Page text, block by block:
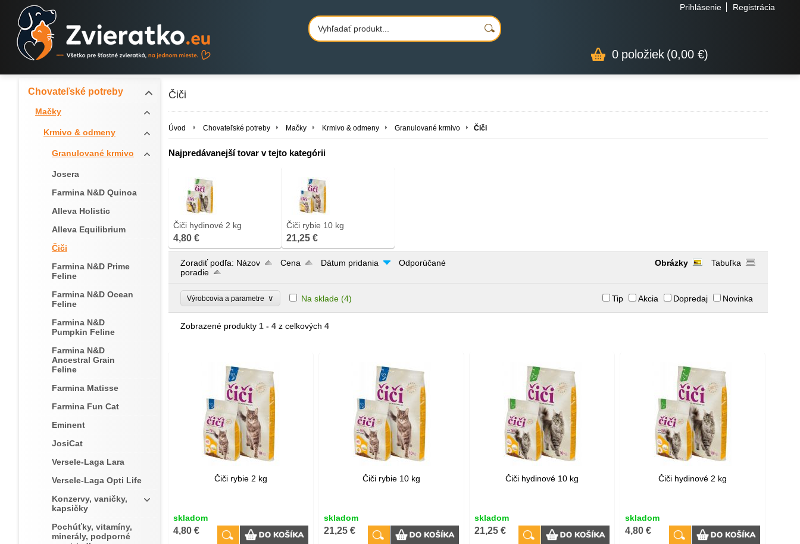
Prihlásenie Registrácia
0 položiek (0,00 €)
Chovateľské potreby
Mačky
Krmivo & odmeny
Granulované krmivo
Josera
Farmina N&D Quinoa
Alleva Holistic
Alleva Equilibrium
Čiči
Farmina N&D Prime
Feline
Farmina N&D Ocean
Feline
Farmina N&D
Pumpkin Feline
Farmina N&D
Ancestral Grain
Feline
Farmina Matisse
Farmina Fun Cat
Eminent
JosiCat
Versele-Laga Lara
Versele-Laga Opti Life
Konzervy, vaničky,
kapsičky
Pochúťky, vitamíny,
minerály, podporné
Čiči
Úvod Chovateľské potreby Mačky Krmivo & odmeny Granulované krmivo Čiči
Najpredávanejší tovar v tejto kategórii
Čiči hydinové 2 kg
4,80 €
Čiči rybie 10 kg
21,25 €
Zoradiť podľa: Názov Cena Dátum pridania
Odporúčané
poradie
Obrázky Tabuľka
Výrobcovia a parametre ∨ Na sklade (4) Tip Akcia Dopredaj Novinka
Zobrazené produkty 1 - 4z celkových 4
Čiči rybie 2 kg
skladom
4,80 €
Čiči rybie 10 kg
skladom
21,25 €
Čiči hydinové 10 kg
skladom
21,25 €
Čiči hydinové 2 kg
skladom
4,80 €